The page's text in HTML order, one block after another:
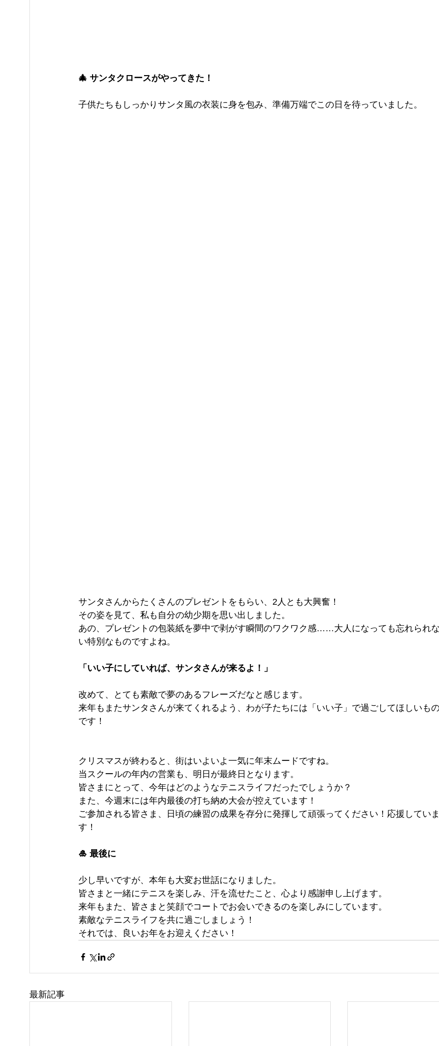
🎄 サンタクロースがやってきた！
子供たちもしっかりサンタ風の衣装に身を包み、準備万端でこの日を待っていました。
サンタさんからたくさんのプレゼントをもらい、2人とも大興奮！
その姿を見て、私も自分の幼少期を思い出しました。
あの、プレゼントの包装紙を夢中で剥がす瞬間のワクワク感……大人になっても忘れられな
い特別なものですよね。
「いい子にしていれば、サンタさんが来るよ！」
改めて、とても素敵で夢のあるフレーズだなと感じます。
来年もまたサンタさんが来てくれるよう、わが子たちには「いい子」で過ごしてほしいも
です！
クリスマスが終わると、街はいよいよ一気に年末ムードですね。
当スクールの年内の営業も、明日が最終日となります。
皆さまにとって、今年はどのようなテニスライフだったでしょうか？
また、今週末には年内最後の打ち納め大会が控えています！
ご参加される皆さま、日頃の練習の成果を存分に発揮して頑張ってください！応援していま
す！
🎍 最後に
少し早いですが、本年も大変お世話になりました。
皆さまと一緒にテニスを楽しみ、汗を流せたこと、心より感謝申し上げます。
来年もまた、皆さまと笑顔でコートでお会いできるのを楽しみにしています。
素敵なテニスライフを共に過ごしましょう！
それでは、良いお年をお迎えください！
最新記事